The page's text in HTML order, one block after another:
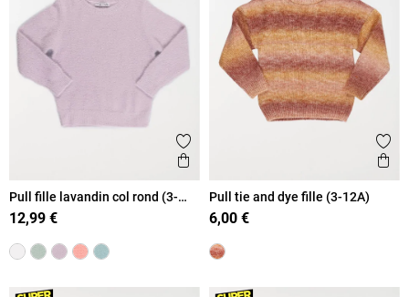
Ajouter aux favoris
Aperçu rapide
Pull fille lavandin col rond (3-
12A)
12,99 €
Pull tie and dye fille (3-12A)
6,00 €